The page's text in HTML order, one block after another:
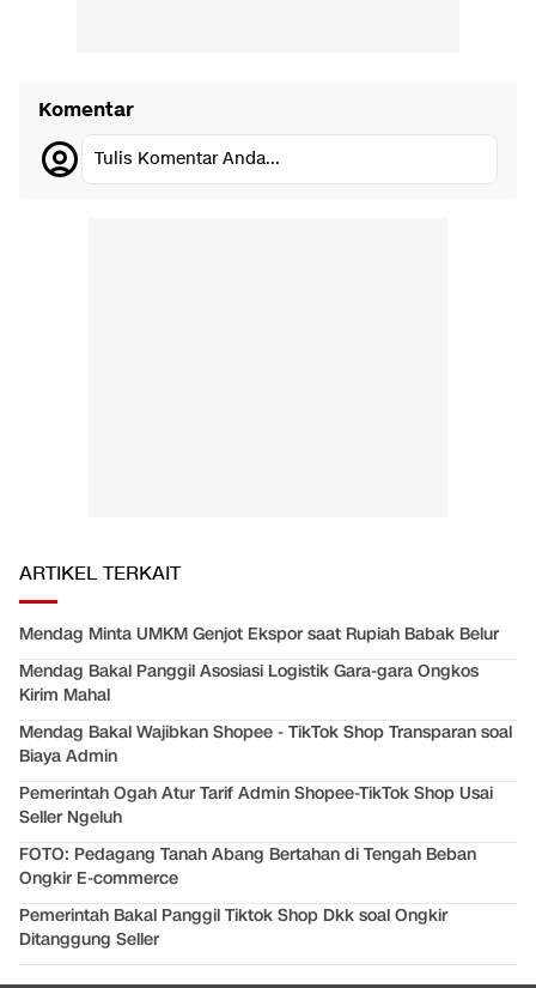
Komentar
Tulis Komentar Anda...
ARTIKEL TERKAIT
Mendag Minta UMKM Genjot Ekspor saat Rupiah Babak Belur
Mendag Bakal Panggil Asosiasi Logistik Gara-gara Ongkos
Kirim Mahal
Mendag Bakal Wajibkan Shopee - TikTok Shop Transparan soal
Biaya Admin
Pemerintah Ogah Atur Tarif Admin Shopee-TikTok Shop Usai
Seller Ngeluh
FOTO: Pedagang Tanah Abang Bertahan di Tengah Beban
Ongkir E-commerce
Pemerintah Bakal Panggil Tiktok Shop Dkk soal Ongkir
Ditanggung Seller